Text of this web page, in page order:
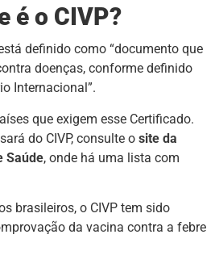
é o CIVP?
definido como “documento que
doenças, conforme definido
Internacional”.
que exigem esse Certificado.
do CIVP, consulte o site da
Saúde, onde há uma lista com
brasileiros, o CIVP tem sido
da vacina contra a febre